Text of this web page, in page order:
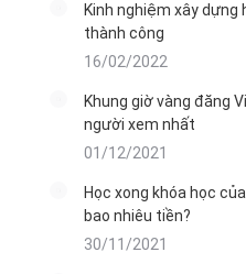
Kinh nghiệm xây
thành công
16/02/2022
Khung giờ vàng đăng
người xem nhất
01/12/2021
Học xong khóa học
bao nhiêu tiền?
30/11/2021